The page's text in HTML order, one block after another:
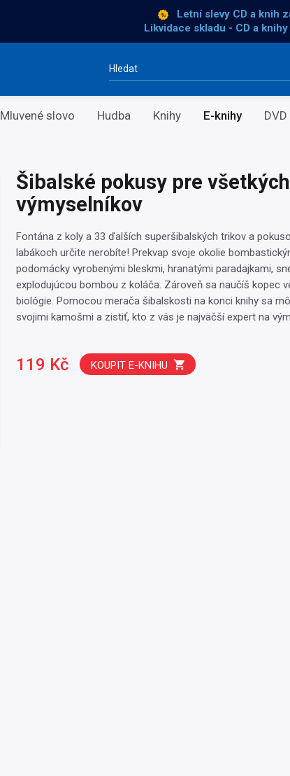
Letní slevy CD a knih
Likvidace skladu - CD a knihy
Vyhledávání
Mluvené slovo Hudba Knihy E-knihy DVD
Šibalské pokusy pre všetkých
výmyselníkov
Fontána z koly a 33 ďalších superšibalských trikov a
labákoch určite nerobíte! Prekvap svoje okolie
podomácky vyrobenými bleskmi, hranatými paradajkami,
explodujúcou bombou z koláča. Zároveň sa naučíš kopec
biológie. Pomocou merača šibalskosti na konci knihy sa
svojimi kamošmi a zistiť, kto z vás je najväčší expert na
119 Kč KOUPIT E-KNIHU